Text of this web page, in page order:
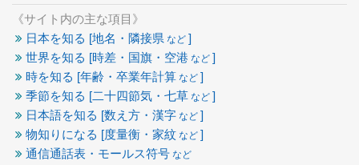
《サイト内の主な項目》
日本を知る [地名・隣接県 など ]
世界を知る [時差・国旗・空港 など ]
時を知る [年齢・卒業年計算 など ]
季節を知る [二十四節気・七草 など ]
日本語を知る [数え方・漢字 など ]
物知りになる [度量衡・家紋 など ]
通信通話表・モールス符号 など